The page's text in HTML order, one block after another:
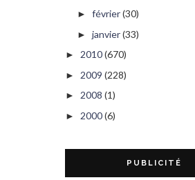
► février(30)
► janvier(33)
► 2010(670)
► 2009 (228)
► 2008 (1)
► 2000(6)
PUBLICITÉ